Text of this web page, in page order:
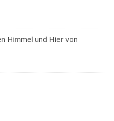
Himmel und Hier von